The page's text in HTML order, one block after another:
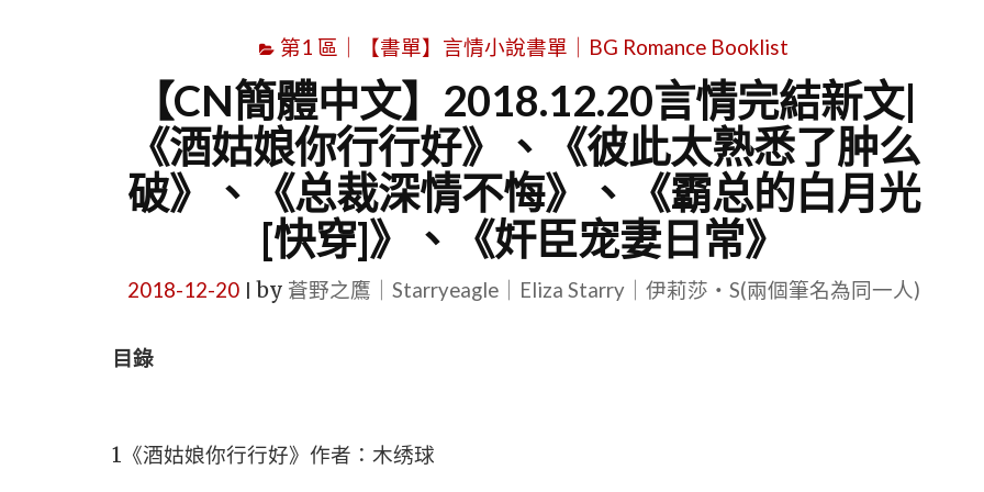
第1 區｜【書單】言情小說書單｜BG Romance Booklist
【CN簡體中文】2018.12.20言情完結新文|
《酒姑娘你行行好》、《彼此太熟悉了肿么
破》、《总裁深情不悔》、《霸总的白月光
[快穿]》、《奸臣宠妻日常》
2018-12-20 by 蒼野之鷹｜Starryeagle｜Eliza Starry｜伊莉莎・S(兩個筆名為同一人)
目錄
1《酒姑娘你行行好》作者：木绣球